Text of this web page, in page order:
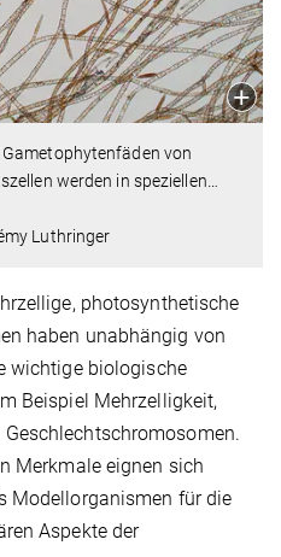
von
werden in speziellen…
Luthringer
photosynthetische
haben unabhängig von
wichtige biologische
Beispiel Mehrzelligkeit,
Merkmale eignen sich
Modellorganismen für die
Aspekte der